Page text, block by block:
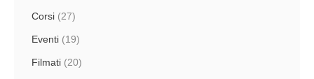
Corsi (27)
Eventi (19)
Filmati (20)